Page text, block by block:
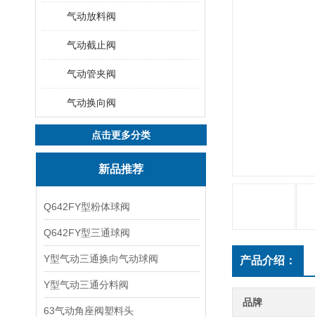
气动放料阀
气动截止阀
气动管夹阀
气动换向阀
点击更多分类
新品推荐
Q642FY型粉体球阀
Q642FY型三通球阀
Y型气动三通换向气动球阀
Y型气动三通分料阀
63气动角座阀塑料头
产品介绍：
品牌